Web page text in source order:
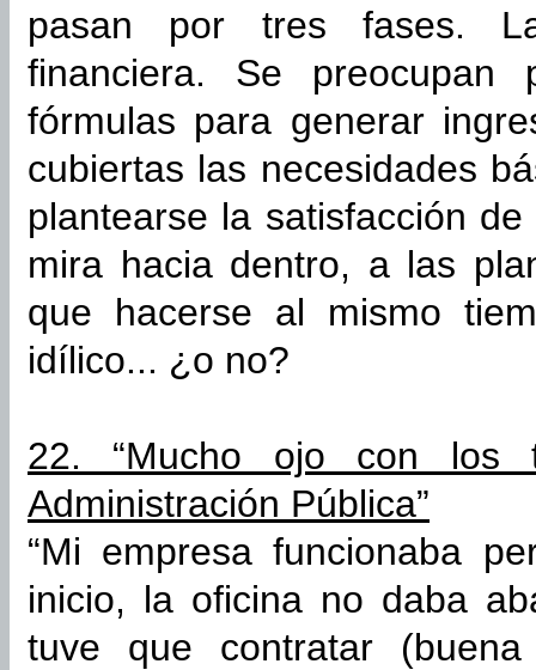
pasan por tres fases.
financiera. Se preocupan
fórmulas para generar
cubiertas las necesidades
plantearse la satisfacción
mira hacia dentro, a las
que hacerse al mismo
idílico... ¿o no?
22. “Mucho ojo con los
Administración Pública”
“Mi empresa funcionaba
inicio, la oficina no daba
tuve que contratar